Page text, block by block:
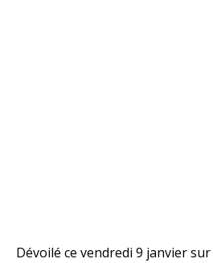
Dévoilé ce vendredi 9 janvier